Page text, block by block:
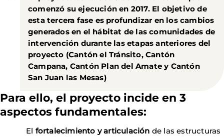
comenzó su ejecución en 2017. El objetivo de
esta tercera fase es profundizar en los cambios
generados en el hábitat de las comunidades de
intervención durante las etapas anteriores del
proyecto (Cantón el Tránsito, Cantón
Campana, Cantón Plan del Amate y Cantón
San Juan las Mesas)
Para ello, el proyecto incide en 3
aspectos fundamentales:
El fortalecimiento y articulación de las estructuras